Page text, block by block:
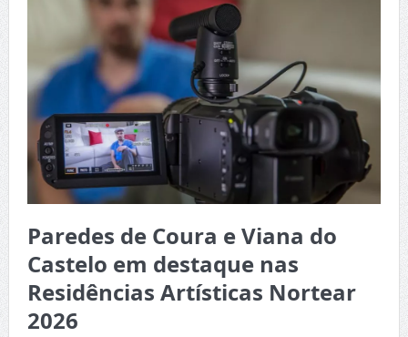
Paredes de Coura e Viana do
Castelo em destaque nas
Residências Artísticas Nortear
2026